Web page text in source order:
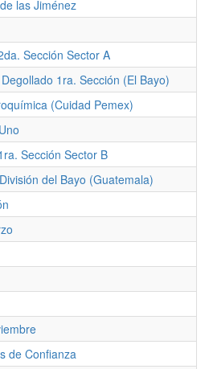
las Jiménez
Sección Sector A
1ra. Sección (El Bayo)
(Cuidad Pemex)
Sección Sector B
del Bayo (Guatemala)
de Confianza